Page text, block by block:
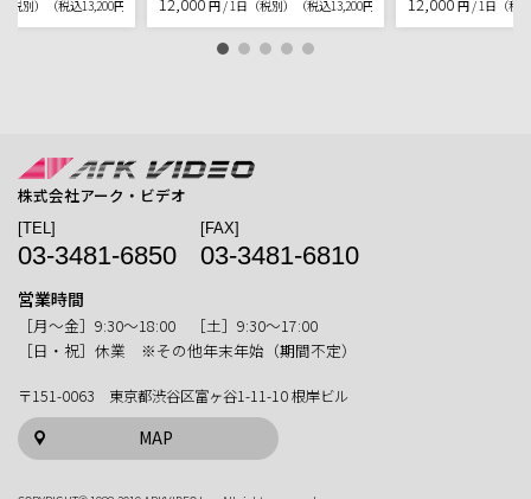
税別） （税込13,200円) 円 / 1日（税別） （税込13,200円) 円 / 1日（税
株式会社アーク・ビデオ
[TEL]
03-3481-6850
[FAX]
03-3481-6810
営業時間
［月〜金］9:30〜18:00 ［土］9:30〜17:00
［日・祝］休業 ※その他年末年始（期間不定）
〒151-0063 東京都渋谷区富ヶ谷1-11-10 根岸ビル
MAP